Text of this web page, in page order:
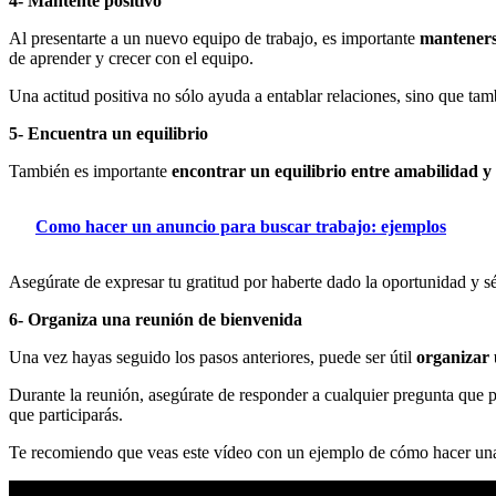
Al presentarte a un nuevo equipo de trabajo, es importante
de aprender y crecer con el equipo.
Una actitud positiva no sólo ayuda a entablar relaciones, sino que
5- Encuentra un equilibrio
También es importante encontrar un equilibrio entre amabilidad y
Como hacer un anuncio para buscar trabajo: ejemplos
Asegúrate de expresar tu gratitud por haberte dado la oportunidad y
6- Organiza una reunión de bienvenida
Una vez hayas seguido los pasos anteriores, puede ser útil organizar
Durante la reunión, asegúrate de responder a cualquier pregunta
que participarás.
Te recomiendo que veas este vídeo con un ejemplo de cómo hacer